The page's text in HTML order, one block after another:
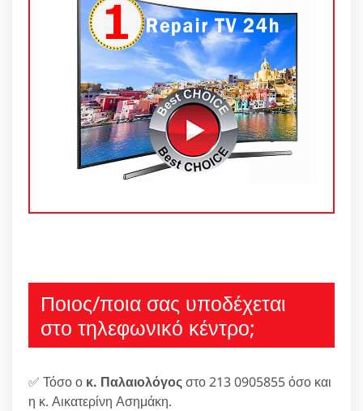
Ποιος/ποια σας υποδέχεται
στο τηλεφωνικό κέντρο;
✅ Τόσο ο κ. Παλαιολόγοςστο 213 0905855 όσο και
η κ. Αικατερίνη Ασημάκη.